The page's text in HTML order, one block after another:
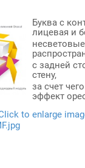
Буква с
лицевая и
с задней
стену,
за счет
эффект